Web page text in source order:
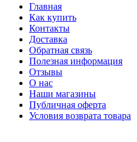
Главная
Как купить
Контакты
Доставка
Обратная связь
Полезная информация
Отзывы
О нас
Наши магазины
Публичная оферта
Условия возврата товара